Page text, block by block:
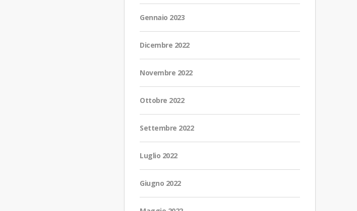
Gennaio 2023
Dicembre 2022
Novembre 2022
Ottobre 2022
Settembre 2022
Luglio 2022
Giugno 2022